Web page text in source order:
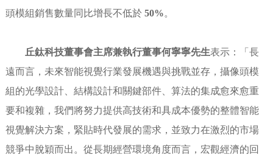
頭模組銷售數量同比增長不低於 50%。
丘鈦科技董事會主席兼執行董事何寧寧先生表示：「長
遠而言，未來智能視覺行業發展機遇與挑戰並存，攝像頭模
組的光學設計、結構設計和關鍵部件、算法的集成愈來愈重
要和複雜，我們將努力提供高技術和具成本優勢的整體智能
視覺解決方案，緊貼時代發展的需求，並致力在激烈的市場
競爭中脫穎而出。從長期經營環境角度而言，宏觀經濟的回